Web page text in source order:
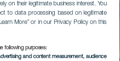
on their legitimate business interest. You
to data processing based on legitimate
More” or in our Privacy Policy on this
following purposes:
and content measurement, audience